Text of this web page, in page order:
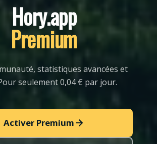
Hory.app
Premium
statistiques avancées et
seulement 0,04 € par jour.
Activer Premium